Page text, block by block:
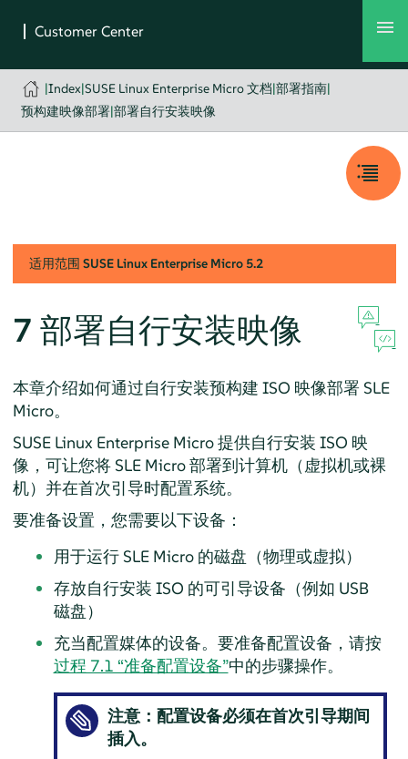
|Index|SUSE Linux Enterprise Micro 文档|部署指南|
预构建映像部署|部署自行安装映像
适用范围 SUSE Linux Enterprise Micro 5.2
7 部署自行安装映像
本章介绍如何通过自行安装预构建 ISO 映像部署 SLE
Micro。
SUSE Linux Enterprise Micro提供自行安装 ISO 映
像，可让您将 SLE Micro 部署到计算机（虚拟机或裸
机）并在首次引导时配置系统。
要准备设置，您需要以下设备：
用于运行 SLE Micro 的磁盘（物理或虚拟）
存放自行安装 ISO 的可引导设备（例如 USB
磁盘）
充当配置媒体的设备。要准备配置设备，请按
过程 7.1 “准备配置设备”中的步骤操作。
注意：配置设备必须在首次引导期间
插入。